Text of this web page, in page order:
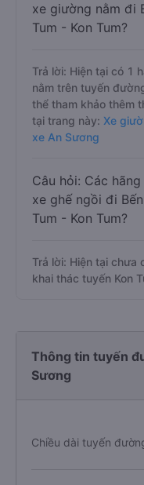
xe giường nằm đi
Tum - Kon Tum?
Trả lời: Hiện tại có 1
nằm trên tuyến
thể tham khảo thêm
tại trang này: Xe
xe An Sương
Câu hỏi: Các
xe ghế ngồi đi
Tum - Kon Tum?
Trả lời: Hiện tại chưa
khai thác tuyến Kon
Thông tin tuyến
Sương
Chiều dài tuyến